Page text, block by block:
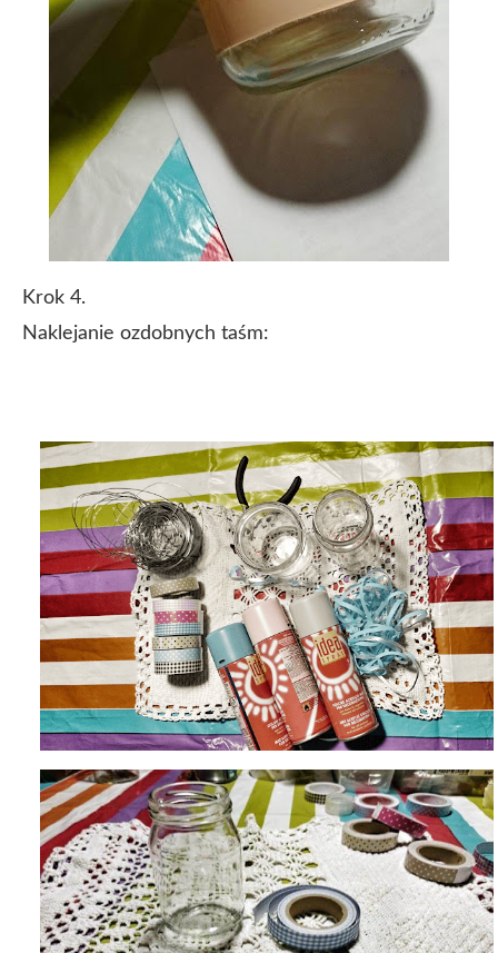
Krok 4.
Naklejanie ozdobnych taśm: